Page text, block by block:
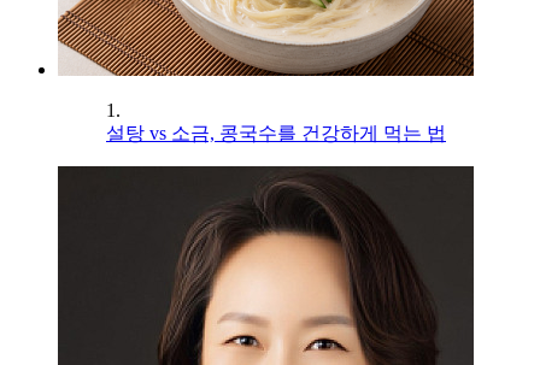
1.
설탕 vs 소금, 콩국수를 건강하게 먹는 법